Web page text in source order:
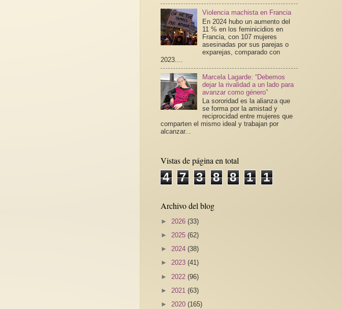
Violencia machista en Francia
En 2024 hubo un aumento del
11 % en los feminicidios en
Francia, con 107 mujeres
asesinadas por sus parejas o
exparejas, comparado con
2023....
Marcela Lagarde: “Debemos
dejar la rivalidad a un lado para
avanzar como género”
La sororidad es la alianza que
se forma por la amistad y
reciprocidad entre mujeres que
comparten el mismo ideal y trabajan por
alcanzar...
Vistas de página en total
4 7 3 8 8 1 1
Archivo del blog
► 2026 (33)
► 2025 (62)
► 2024 (38)
► 2023 (41)
► 2022 (96)
► 2021 (63)
► 2020 (165)